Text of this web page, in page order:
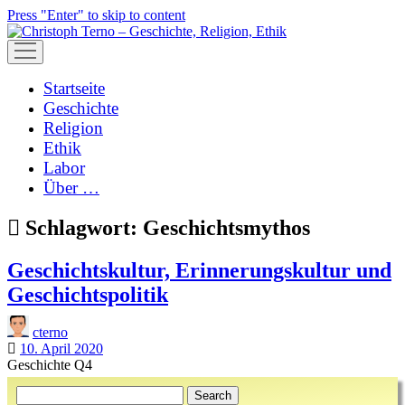
Press "Enter" to skip to content
open
menu
Startseite
Geschichte
Religion
Ethik
Labor
Über …
Schlagwort: Geschichtsmythos
Geschichtskultur, Erinnerungskultur und
Geschichtspolitik
cterno
10. April 2020
Geschichte Q4
Sidebar